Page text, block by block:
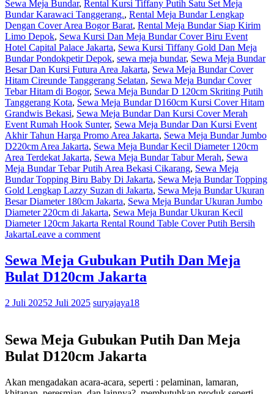
Sewa Meja Bundar, Rental Kursi Tiffany Putih Satu Set Meja
Bundar Karawaci Tanggerang., Rental Meja Bundar Lengkap
Dengan Cover Area Bogor Barat, Rental Meja Bundar Siap Kirim
Limo Depok, Sewa Kursi Dan Meja Bundar Cover Biru Event
Hotel Capital Palace Jakarta, Sewa Kursi Tiffany Gold Dan Meja
Bundar Pondokpetir Depok, sewa meja bundar, Sewa Meja Bundar
Besar Dan Kursi Futura Area Jakarta, Sewa Meja Bundar Cover
Hitam Cireunde Tanggerang Selatan, Sewa Meja Bundar Cover
Tebar Hitam di Bogor, Sewa Meja Bundar D 120cm Skriting Putih
Tanggerang Kota, Sewa Meja Bundar D160cm Kursi Cover Hitam
Grandwis Bekasi, Sewa Meja Bundar Dan Kursi Cover Merah
Event Rumah Hook Sunter, Sewa Meja Bundar Dan Kursi Event
Akhir Tahun Harga Promo Area Jakarta, Sewa Meja Bundar Jumbo
D220cm Area Jakarta, Sewa Meja Bundar Kecil Diameter 120cm
Area Terdekat Jakarta, Sewa Meja Bundar Tabur Merah, Sewa
Meja Bundar Tebar Putih Area Bekasi Cikarang, Sewa Meja
Bundar Topping Biru Baby Di Jakarta, Sewa Meja Bundar Topping
Gold Lengkap Lazzy Suzan di Jakarta, Sewa Meja Bundar Ukuran
Besar Diameter 180cm Jakarta, Sewa Meja Bundar Ukuran Jumbo
Diameter 220cm di Jakarta, Sewa Meja Bundar Ukuran Kecil
Diameter 120cm Jakarta Rental Round Table Cover Putih Bersih
JakartaLeave a comment
Sewa Meja Gubukan Putih Dan Meja
Bulat D120cm Jakarta
2 Juli 20252 Juli 2025 suryajaya18
Sewa Meja Gubukan Putih Dan Meja
Bulat D120cm Jakarta
Akan mengadakan acara-acara, seperti : pelaminan, lamaran,